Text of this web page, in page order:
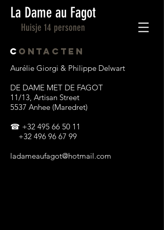
La Dame au Fagot
Huisje 14 personen
C ONTACTEN
Aurélie Giorgi & Philippe Delwart
DE DAME MET DE FAGOT
11/13, Artisan Street
5537 Anhee (Maredret)
☎ +32 495 66 50 11
+32 496 96 67 99
ladameaufagot@hotmail.com